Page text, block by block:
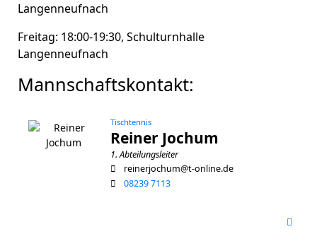
Langenneufnach
Freitag: 18:00-19:30, Schulturnhalle
Langenneufnach
Mannschaftskontakt:
Tischtennis
Reiner Jochum
1. Abteilungsleiter
reinerjochum@t-online.de
08239 7113